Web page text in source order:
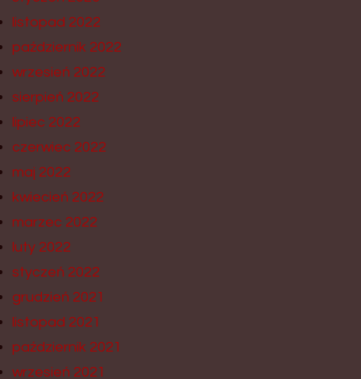
listopad 2022
październik 2022
wrzesień 2022
sierpień 2022
lipiec 2022
czerwiec 2022
maj 2022
kwiecień 2022
marzec 2022
luty 2022
styczeń 2022
grudzień 2021
listopad 2021
październik 2021
wrzesień 2021